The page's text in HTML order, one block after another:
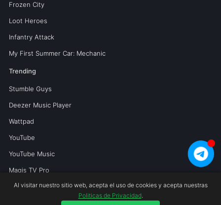
Frozen City
Loot Heroes
Infantry Attack
My First Summer Car: Mechanic
Trending
Stumble Guys
Deezer Music Player
Wattpad
YouTube
YouTube Music
Magis TV Pro
Copyright © 2026 Mundoperfecto.net.
Al visitar nuestro sitio web, acepta el uso de cookies y acepta nuestras
Politicas de Privacidad.